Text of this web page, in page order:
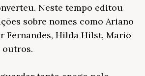
Neste tempo editou
sobre nomes como Ariano
Fernandes, Hilda Hilst, Mario
outros.